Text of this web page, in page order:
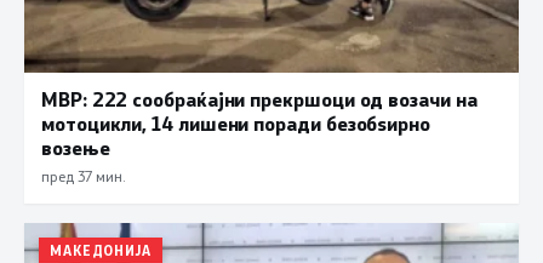
МВР: 222 сообраќајни прекршоци од возачи на
мотоцикли, 14 лишени поради безобѕирно
возење
пред 37 мин.
МАКЕДОНИЈА